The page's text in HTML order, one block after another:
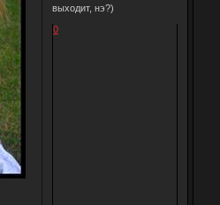
выходит, нэ?)
0